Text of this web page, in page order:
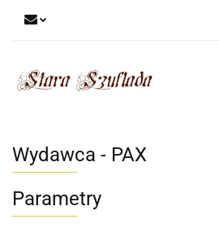
Wydawca - PAX
Parametry